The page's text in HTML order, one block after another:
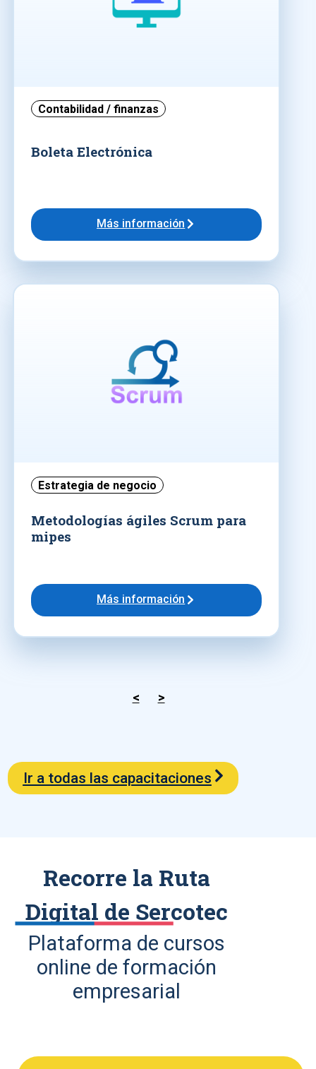
Contabilidad / finanzas
Boleta Electrónica
Más información
Estrategia de negocio
Metodologías ágiles Scrum para
mipes
Más información
< >
Ir a todas las capacitaciones
Recorre la Ruta
Digital de Sercotec
Plataforma de cursos
online de formación
empresarial